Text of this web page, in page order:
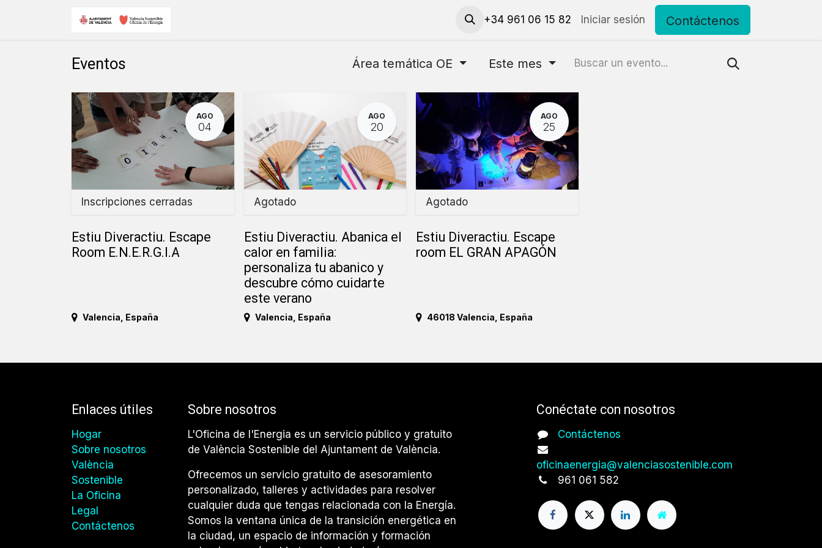
Solicita una cita Contacto
+34 961 06 15 82 Iniciar sesión Contáctenos
Eventos Área temática OE Este mes
AGO
04
Inscripciones cerradas
Estiu Diveractiu. Escape
Room E.N.E.R.G.I.A
Valencia España
AGO
20
Agotado
Estiu Diveractiu. Abanica el
calor en familia:
personaliza tu abanico y
descubre cómo cuidarte
este verano
Valencia España
AGO
25
Agotado
Estiu Diveractiu. Escape
room EL GRAN APAGÓN
46018 Valencia España
Enlaces útiles
Hogar
Sobre nosotros
València
Sostenible
La Oficina
Legal
Contáctenos
Sobre nosotros
L'Oficina de l'Energia es un servicio público y gratuito
de València Sostenible del Ajuntament de València.
Ofrecemos un servicio gratuito de asesoramiento
personalizado, talleres y actividades para resolver
cualquier duda que tengas relacionada con la Energía.
Somos la ventana única de la transición energética en
la ciudad, un espacio de información y formación
Conéctate con nosotros
Contáctenos
oficinaenergia@valenciasostenible.com
961 061 582